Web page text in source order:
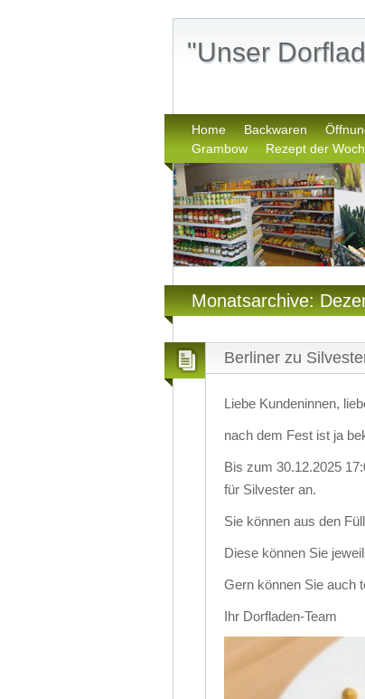
"Unser
Home Backwaren
Grambow
Rezept der
Monatsarchive:
Berliner zu
Liebe Kundeninnen,
nach dem Fest ist ja
Bis zum 30.12.2025
für Silvester an.
Sie können aus den
Diese können Sie
Gern können Sie auch
Ihr Dorfladen-Team